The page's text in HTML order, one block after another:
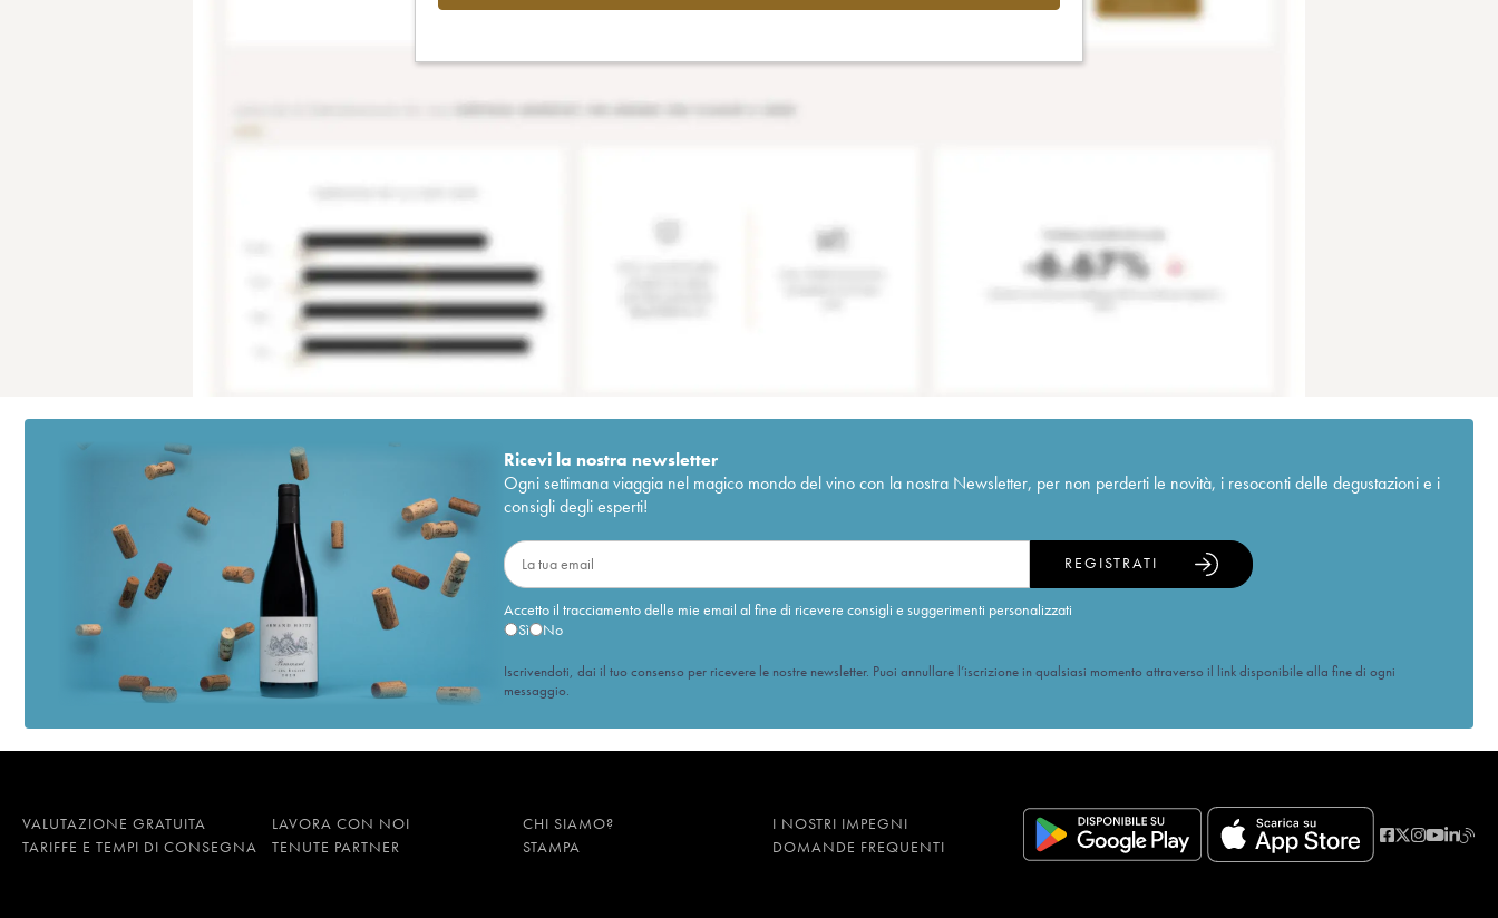
Ricevi la nostra newsletter
Ogni settimana viaggia nel magico mondo del vino con la nostra Newsletter, per non perderti le novità, i resoconti delle degustazioni e i
consigli degli esperti!
Accetto il tracciamento delle mie email al fine di ricevere consigli e suggerimenti personalizzati
Sì
No
REGISTRATI
Iscrivendoti, dai il tuo consenso per ricevere le nostre newsletter. Puoi annullare l’iscrizione in qualsiasi momento attraverso il link disponibile alla fine di ogni
messaggio.
VALUTAZIONE GRATUITA LAVORA CON NOI CHI SIAMO?
I NOSTRI IMPEGNI
TARIFFE E TEMPI DI CONSEGNA
TENUTE PARTNER STAMPA DOMANDE FREQUENTI